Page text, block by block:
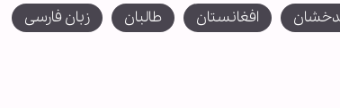
افغانستان طالبان زبان فارسی